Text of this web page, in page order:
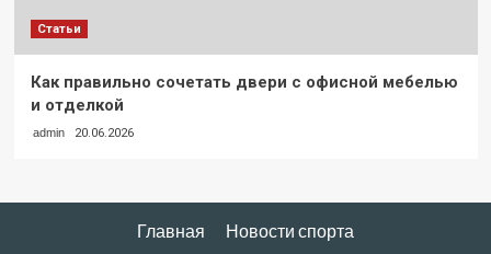
Статьи
Как правильно сочетать двери с офисной мебелью
и отделкой
admin 20.06.2026
Главная Новости спорта